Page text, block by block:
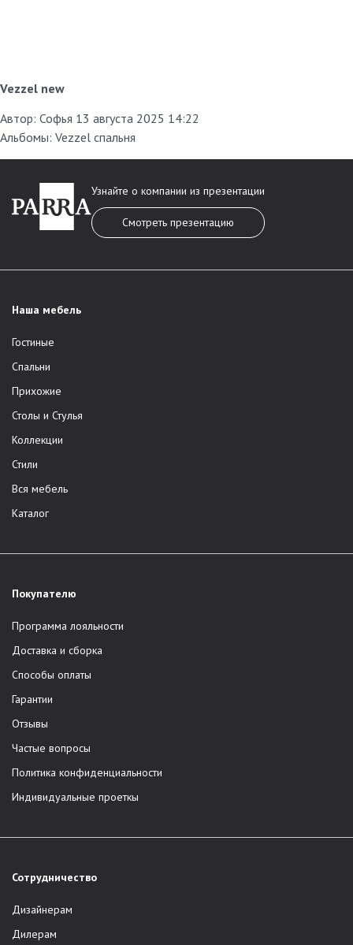
Vezzel new
Автор: Софья 13 августа 2025 14:22
Альбомы: Vezzel спальня
Наша мебель
Гостиные
Спальни
Прихожие
Столы и Стулья
Коллекции
Стили
Вся мебель
Каталог
Покупателю
Программа лояльности
Доставка и сборка
Способы оплаты
Гарантии
Отзывы
Частые вопросы
Политика конфиденциальности
Индивидуальные проеткы
Сотрудничество
Дизайнерам
Дилерам
Узнайте о компании из презентации
Смотреть презентацию